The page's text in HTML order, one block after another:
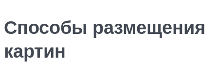
Способы размещения
картин